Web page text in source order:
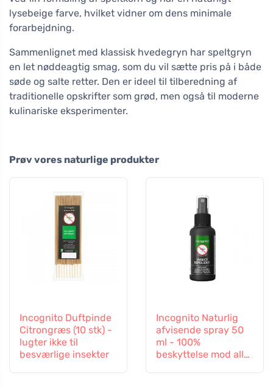
lysebeige farve, hvilket vidner om dens minimale
forarbejdning.
Sammenlignet med klassisk hvedegryn har speltgryn
en let nøddeagtig smag, som du vil sætte pris på i både
søde og salte retter. Den er ideel til tilberedning af
traditionelle opskrifter som grød, men også til moderne
kulinariske eksperimenter.
Prøv vores naturlige produkter
Incognito Duftpinde
Citrongræs (10 stk) -
lugter ikke til
besværlige insekter
Incognito Naturlig
afvisende spray 50
ml - 100%
beskyttelse mod alle